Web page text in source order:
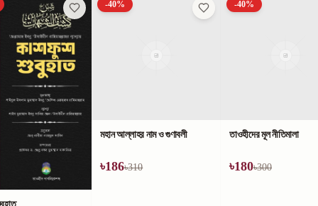
নাম ও গুণাবলী
-40%
তাওহীদের মূল নীতিমালা
৳180৳300
-40%